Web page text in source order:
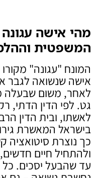
מהי אישה
המשפטית
המונח "עגונה"
אישה שנשואה לגבר
לאחר, משום שבעלה
גט. לפי הדין הדתי,
לאשתו, ובית הדין
בישראל המאשרת
כך נוצרת
ולהתחיל חיים
עד שהבעל יסכים. כל